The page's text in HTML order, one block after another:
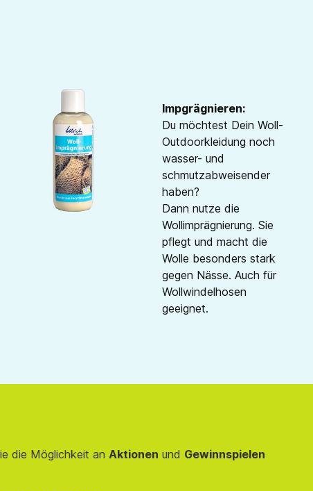
Impgrägnieren:
Du möchtest Dein Woll-
Outdoorkleidung noch
wasser- und
schmutzabweisender
haben?
Dann nutze die
Wollimprägnierung. Sie
pflegt und macht die
Wolle besonders stark
gegen Nässe. Auch für
Wollwindelhosen
geeignet.
die Möglichkeit an Aktionen und Gewinnspielen